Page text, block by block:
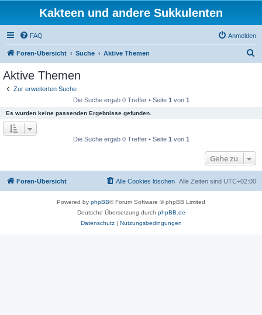
Kakteen und andere Sukkulenten
FAQ Anmelden
Foren-Übersicht Suche Aktive Themen
Aktive Themen
Zur erweiterten Suche
Die Suche ergab 0 Treffer • Seite 1 von 1
Es wurden keine passenden Ergebnisse gefunden.
Die Suche ergab 0 Treffer • Seite 1 von 1
Gehe zu
Foren-Übersicht Alle Zeiten sind UTC+02:00
Alle Cookies löschen
Powered by phpBB® Forum Software © phpBB Limited
Deutsche Übersetzung durch phpBB.de
Datenschutz| Nutzungsbedingungen